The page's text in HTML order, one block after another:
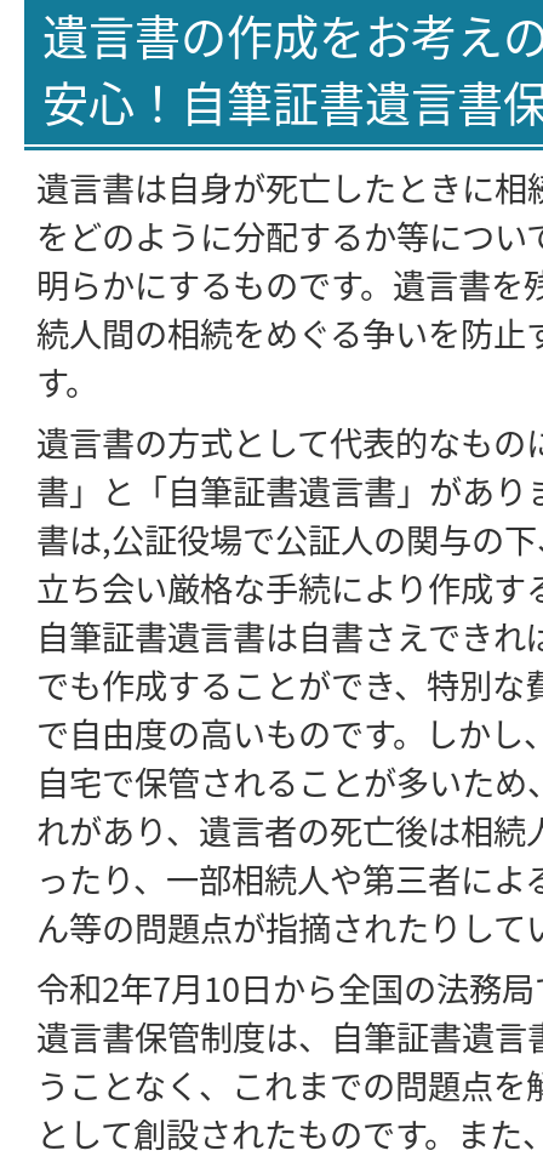
遺言書の作成をお考
安心！自筆証書遺言書
遺言書は自身が死亡したときに相
をどのように分配するか等につ
明らかにするものです。遺言書を
続人間の相続をめぐる争いを防止
す。
遺言書の方式として代表的なもの
書」と「自筆証書遺言書」があり
書は,公証役場で公証人の関与の
立ち会い厳格な手続により作成す
自筆証書遺言書は自書さえでき
でも作成することができ、特別な
で自由度の高いものです。しかし
自宅で保管されることが多いた
れがあり、遺言者の死亡後は相続
ったり、一部相続人や第三者に
ん等の問題点が指摘されたりして
令和2年7月10日から全国の法務
遺言書保管制度は、自筆証書遺
うことなく、これまでの問題点
として創設されたものです。また